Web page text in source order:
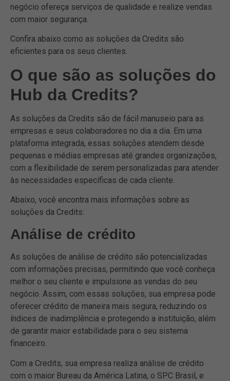
negócio ofereça serviços de qualidade e realize vendas
com maior segurança.
Confira abaixo como as soluções da Credits são
eficientes para os seus clientes.
O que são as soluções do
Hub da Credits?
As soluções da Credits são de fácil manuseio para as
empresas e seus colaboradores no dia a dia. Em uma
plataforma integrada, essas soluções atendem desde
pequenas e médias empresas até grandes organizações,
com a flexibilidade de serem personalizadas para atender
às necessidades específicas de cada cliente.
Abaixo, você encontra mais informações sobre as
soluções da Credits:
Análise de crédito
As soluções de análise de crédito são potencializadas
com informações precisas, permitindo que você conheça
melhor o seu cliente e impulsione as vendas do seu
negócio. Assim, com essas soluções, sua empresa pode
oferecer crédito de maneira mais segura, reduzindo os
índices de inadimplência e protegendo a instituição, além
de garantir maior estabilidade para o seu sistema
financeiro.
Com a Credits, sua empresa realiza análise de crédito
com o maior Bureau da América Latina, o SPC Brasil, e